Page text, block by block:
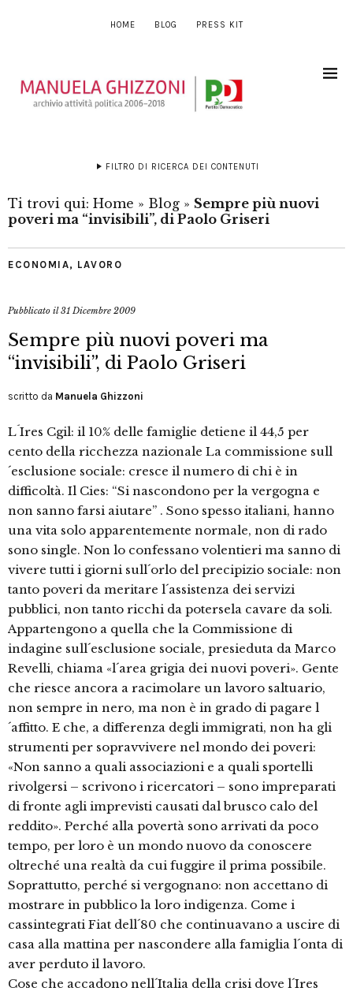
HOME BLOG PRESS KIT
FILTRO DI RICERCA DEI CONTENUTI
Ti trovi qui: Home » Blog » Sempre più nuovi
poveri ma “invisibili”, di Paolo Griseri
ECONOMIA, LAVORO
Pubblicato il31 Dicembre 2009
Sempre più nuovi poveri ma
“invisibili”, di Paolo Griseri
scritto da Manuela Ghizzoni
L´Ires Cgil: il 10% delle famiglie detiene il 44,5 per
cento della ricchezza nazionale La commissione sull
´esclusione sociale: cresce il numero di chi è in
difficoltà. Il Cies: “Si nascondono per la vergogna e
non sanno farsi aiutare” . Sono spesso italiani, hanno
una vita solo apparentemente normale, non di rado
sono single. Non lo confessano volentieri ma sanno di
vivere tutti i giorni sull´orlo del precipizio sociale: non
tanto poveri da meritare l´assistenza dei servizi
pubblici, non tanto ricchi da potersela cavare da soli.
Appartengono a quella che la Commissione di
indagine sull´esclusione sociale, presieduta da Marco
Revelli, chiama «l´area grigia dei nuovi poveri». Gente
che riesce ancora a racimolare un lavoro saltuario,
non sempre in nero, ma non è in grado di pagare l
´affitto. E che, a differenza degli immigrati, non ha gli
strumenti per sopravvivere nel mondo dei poveri:
«Non sanno a quali associazioni e a quali sportelli
rivolgersi – scrivono i ricercatori – sono impreparati
di fronte agli imprevisti causati dal brusco calo del
reddito». Perché alla povertà sono arrivati da poco
tempo, per loro è un mondo nuovo da conoscere
oltreché una realtà da cui fuggire il prima possibile.
Soprattutto, perché si vergognano: non accettano di
mostrare in pubblico la loro indigenza. Come i
cassintegrati Fiat dell´80 che continuavano a uscire di
casa alla mattina per nascondere alla famiglia l´onta di
aver perduto il lavoro.
Cose che accadono nell´Italia della crisi dove l´Ires